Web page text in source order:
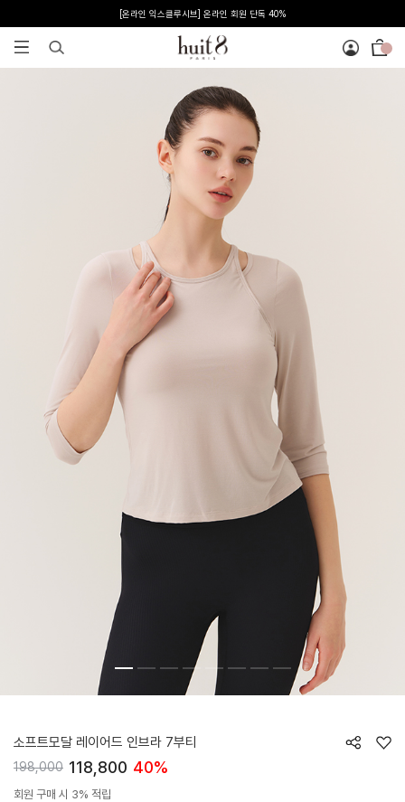
신규 회원 혜택
소프트모달 레이어드 인브라 7부티
198,000 118,800 40%
회원 구매 시 3% 적립